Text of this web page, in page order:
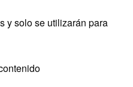
y solo se utilizarán para